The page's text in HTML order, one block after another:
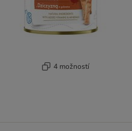
4 možností